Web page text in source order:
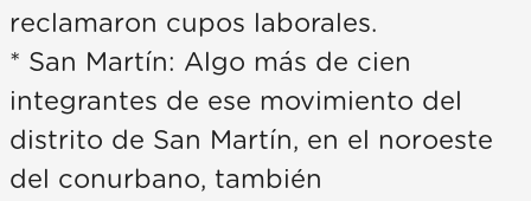
reclamaron cupos laborales.
* San Martín: Algo más de cien
integrantes de ese movimiento del
distrito de San Martín, en el noroeste
del conurbano, también